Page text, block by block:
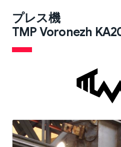
プレス機
TMP Voronezh